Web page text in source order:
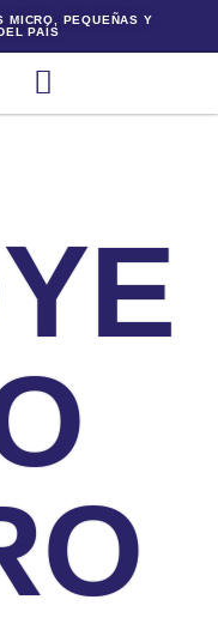
MICRO, PEQUEÑAS Y
PAÍS